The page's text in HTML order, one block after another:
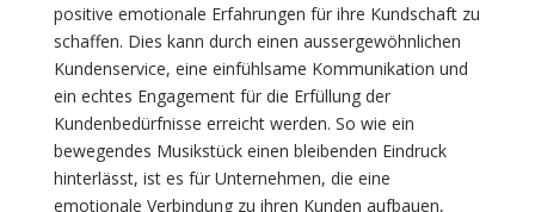
positive emotionale Erfahrungen für ihre Kundschaft zu
schaffen. Dies kann durch einen aussergewöhnlichen
Kundenservice, eine einfühlsame Kommunikation und
ein echtes Engagement für die Erfüllung der
Kundenbedürfnisse erreicht werden. So wie ein
bewegendes Musikstück einen bleibenden Eindruck
hinterlässt, ist es für Unternehmen, die eine
emotionale Verbindung zu ihren Kunden aufbauen,